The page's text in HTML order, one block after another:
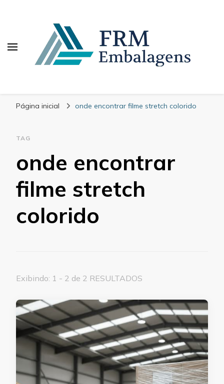
Página inicial onde encontrar filme stretch colorido
TAG
onde encontrar
filme stretch
colorido
Exibindo: 1 - 2 de 2 RESULTADOS